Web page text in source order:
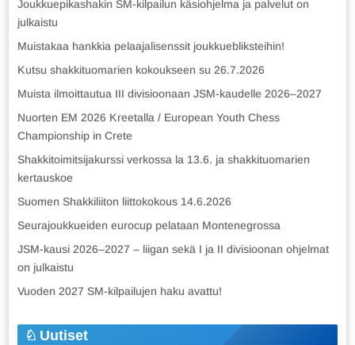
Joukkuepikashakin SM-kilpailun käsiohjelma ja palvelut on
julkaistu
Muistakaa hankkia pelaajalisenssit joukkuebliksteihin!
Kutsu shakkituomarien kokoukseen su 26.7.2026
Muista ilmoittautua III divisioonaan JSM-kaudelle 2026–2027
Nuorten EM 2026 Kreetalla / European Youth Chess
Championship in Crete
Shakkitoimitsijakurssi verkossa la 13.6. ja shakkituomarien
kertauskoe
Suomen Shakkiliiton liittokokous 14.6.2026
Seurajoukkueiden eurocup pelataan Montenegrossa
JSM-kausi 2026–2027 – liigan sekä I ja II divisioonan ohjelmat
on julkaistu
Vuoden 2027 SM-kilpailujen haku avattu!
Uutiset